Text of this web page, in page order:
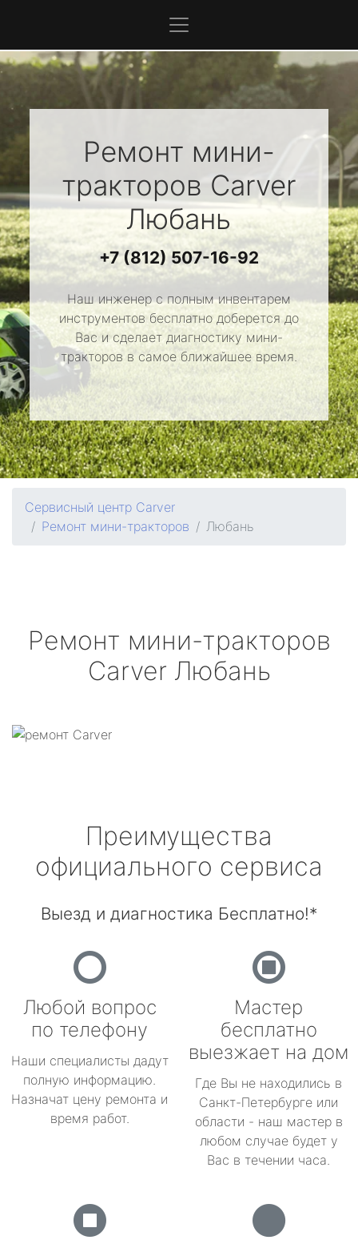
Ремонт мини-
тракторов Carver
Любань
+7 (812) 507-16-92
Наш инженер с полным инвентарем
инструментов бесплатно доберется до
Вас и сделает диагностику мини-
тракторов в самое ближайшее время.
Сервисный центр Carver
Ремонт мини-тракторов
Любань
Ремонт мини-тракторов
Carver Любань
Преимущества
официального сервиса
Выезд и диагностика Бесплатно!*
Любой вопрос
по телефону
Наши специалисты дадут
полную информацию.
Назначат цену ремонта и
время работ.
Мастер
бесплатно
выезжает на дом
Где Вы не находились в
Санкт-Петербурге или
области - наш мастер в
любом случае будет у
Вас в течении часа.